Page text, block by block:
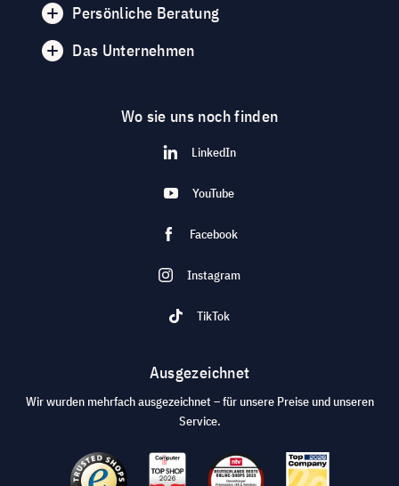
Persönliche Beratung
Das Unternehmen
Wo sie uns noch finden
LinkedIn
YouTube
Facebook
Instagram
TikTok
Ausgezeichnet
Wir wurden mehrfach ausgezeichnet – für unsere Preise und unseren
Service.